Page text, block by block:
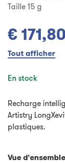
Taille 15 g
€ 171,80
Tout afficher
En stock
Recharge
Artistry
plastiques.
Vue d'ensemble